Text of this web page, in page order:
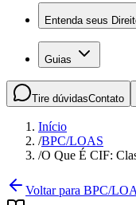
Entenda seus
Guias
Tire dúvidasContato
Início
/BPC/LOAS
/O Que É CIF:
Voltar para BPC/